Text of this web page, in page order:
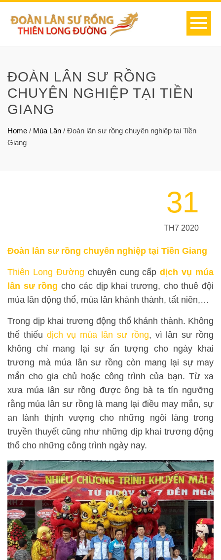
ĐOÀN LÂN SƯ RỒNG
CHUYÊN NGHIỆP TẠI TIỀN
GIANG
Home / Múa Lân / Đoàn lân sư rồng chuyên nghiệp tại Tiền
Giang
31
TH7 2020
Đoàn lân sư rồng chuyên nghiệp tại Tiền Giang
Thiên Long Đường chuyên cung cấpdịch vụ múa
lân sư rồng cho các dịp khai trương, cho thuê đội
múa lân động thổ, múa lân khánh thành, tất niên,…
Trong dịp khai trương động thổ khánh thành. Không
thể thiếu dịch vụ múa lân sư rồng, vì lân sư rồng
không chỉ mang lại sự ấn tượng cho ngày khai
trương mà múa lân sư rồng còn mang lại sự may
mắn cho gia chủ hoặc công trình của bạn. Từ xa
xưa múa lân sư rồng được ông bà ta tín ngưỡng
rằng múa lân sư rồng là mang lại điều may mắn, sự
an lành thịnh vượng cho những ngôi làng trong
truyền thuyết cũng như những dịp khai trương động
thổ cho những công trình ngày nay.